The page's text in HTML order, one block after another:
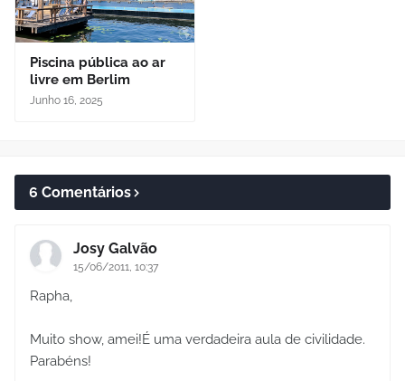
Piscina pública ao ar
livre em Berlim
Junho 16, 2025
6 Comentários
Josy Galvão
15/06/2011, 10:37
Rapha,
Muito show, amei!É uma verdadeira aula de civilidade.
Parabéns!